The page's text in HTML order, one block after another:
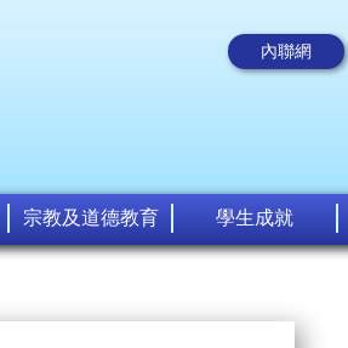
內聯網
宗教及道德教育 學生成就